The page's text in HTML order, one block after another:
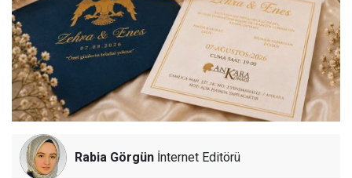
Rabia Görgün İnternet Editörü